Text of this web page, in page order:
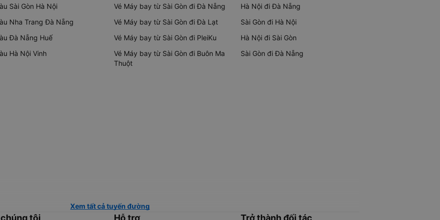
Sài Gòn Hà Nội
Nha Trang Đà Nẵng
Đà Nẵng Huế
Hà Nội Vinh
Vé Máy bay từ Sài Gòn đi Đà Nẵng
Vé Máy bay từ Sài Gòn đi Đà Lạt
Vé Máy bay từ Sài Gòn đi PleiKu
Vé Máy bay từ Sài Gòn đi Buôn Ma
Thuột
Hà Nội đi Đà Nẵng
Sài Gòn đi Hà Nội
Hà Nội đi Sài Gòn
Sài Gòn đi Đà Nẵng
Xem tất cả tuyến đường
tôi Hỗ trợ Trở thành đối tác